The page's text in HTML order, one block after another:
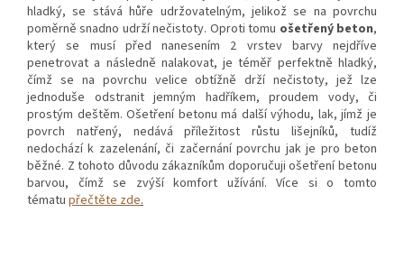
hladký, se stává hůře udržovatelným, jelikož se na povrchu
poměrně snadno udrží nečistoty. Oproti tomu ošetřený beton,
který se musí před nanesením 2 vrstev barvy nejdříve
penetrovat a následně nalakovat, je téměř perfektně hladký,
čímž se na povrchu velice obtížně drží nečistoty, jež lze
jednoduše odstranit jemným hadříkem, proudem vody, či
prostým deštěm. Ošetření betonu má další výhodu, lak, jímž je
povrch natřený, nedává příležitost růstu lišejníků, tudíž
nedochází k zazelenání, či začernání povrchu jak je pro beton
běžné. Z tohoto důvodu zákazníkům doporučuji ošetření betonu
barvou, čímž se zvýší komfort užívání. Více si o tomto
tématu přečtěte zde.